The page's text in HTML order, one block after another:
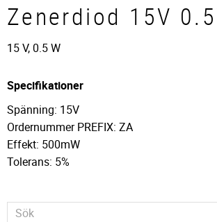
Zenerdiod 15V
15 V, 0.5 W
Specifikationer
Spänning: 15V
Ordernummer PREFIX: ZA
Effekt: 500mW
Tolerans: 5%